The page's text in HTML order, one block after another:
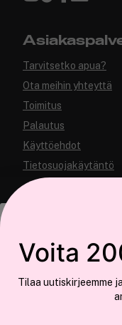
Tämä
Käytämme evästeitä
räätälöimiseen,
Tarvitsetko apua?
Ota meihin yhteyttä
Toimitus
Palautus
Käyttöehdot
Tietosuojakäytäntö
Voita
Tilaa uutiskirjeemme